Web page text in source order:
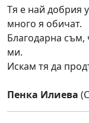
Тя е най добрия
много я обичат.
Благодарна
ми.
Искам тя да
Пенка Илиева